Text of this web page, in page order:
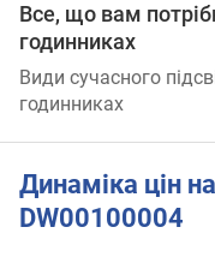
Все, що вам
годинниках
Види сучасного
годинниках
Динаміка цін
DW00100004